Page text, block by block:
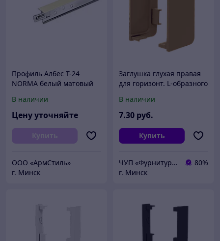
Профиль Албес Т-24
NORMA белый матовый
В наличии
Цену уточняйте
Купить
ООО «АрмСтиль»
г. Минск
Заглушка глухая правая
для горизонт. L-образного
В наличии
7.30 руб.
Купить
ЧУП «Фурнитурка-бай»
80%
г. Минск